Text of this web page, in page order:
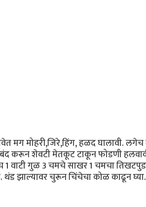
मग मोहरी,जिरे,हिंग, हळद घालावी.
करून शेवटी मेतकूट टाकून फोडणी
वाटी गुळ 3 चमचे साखर 1 चमचा तिखटपुड
झाल्यावर चुरून चिंचेचा कोळ काढून घ्या.